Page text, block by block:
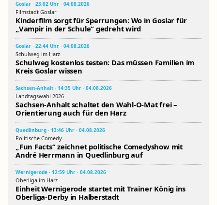
Goslar · 23:02 Uhr · 04.08.2026
Filmstadt Goslar
Kinderfilm sorgt für Sperrungen: Wo in Goslar für
„Vampir in der Schule“ gedreht wird
Goslar · 22:44 Uhr · 04.08.2026
Schulweg im Harz
Schulweg kostenlos testen: Das müssen Familien im
Kreis Goslar wissen
Sachsen-Anhalt · 14:35 Uhr · 04.08.2026
Landtagswahl 2026
Sachsen-Anhalt schaltet den Wahl-O-Mat frei –
Orientierung auch für den Harz
Quedlinburg · 13:46 Uhr · 04.08.2026
Politische Comedy
„Fun Facts“ zeichnet politische Comedyshow mit
André Herrmann in Quedlinburg auf
Wernigerode · 12:59 Uhr · 04.08.2026
Oberliga im Harz
Einheit Wernigerode startet mit Trainer König ins
Oberliga-Derby in Halberstadt